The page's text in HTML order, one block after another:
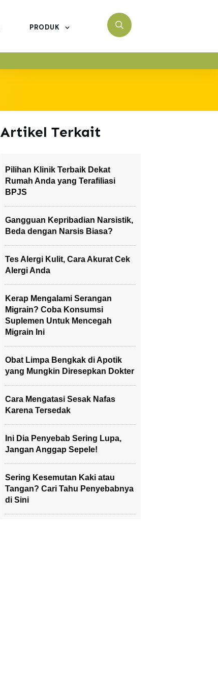
PRODUK
Artikel Terkait
Pilihan Klinik Terbaik Dekat
Rumah Anda yang Terafiliasi
BPJS
Gangguan Kepribadian Narsistik,
Beda dengan Narsis Biasa?
Tes Alergi Kulit, Cara Akurat Cek
Alergi Anda
Kerap Mengalami Serangan
Migrain? Coba Konsumsi
Suplemen Untuk Mencegah
Migrain Ini
Obat Limpa Bengkak di Apotik
yang Mungkin Diresepkan Dokter
Cara Mengatasi Sesak Nafas
Karena Tersedak
Ini Dia Penyebab Sering Lupa,
Jangan Anggap Sepele!
Sering Kesemutan Kaki atau
Tangan? Cari Tahu Penyebabnya
di Sini